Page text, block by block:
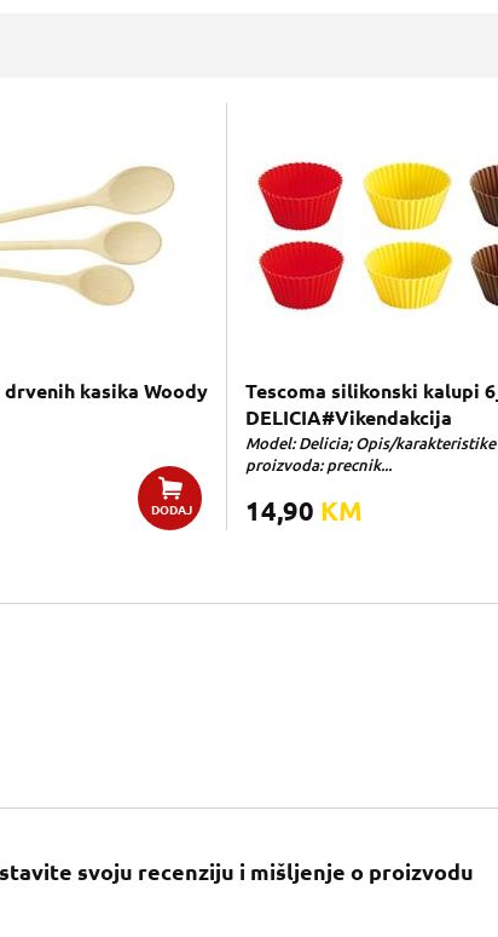
drvenih kasika Woody
DODAJ
Tescoma silikonski kalupi
DELICIA#Vikendakcija
Model: Delicia; Opis/karakteristike
proizvoda: precnik...
14,90 KM
svoju recenziju i mišljenje o proizvodu